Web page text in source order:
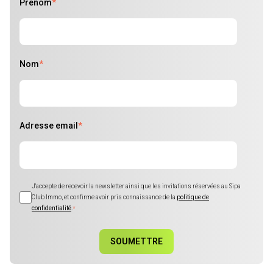
Prénom*
Nom*
Adresse email *
J'accepte de recevoir la newsletter ainsi que les invitations réservées au Sipa
Club Immo, et confirme avoir pris connaissance de la politique de
confidentialité*